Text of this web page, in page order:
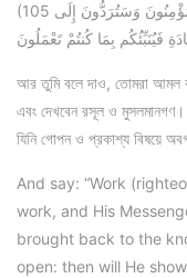
(105 وَقُلِ اعْمَلُواْ فَسَيَرَى اللّهُ عَمَلَكُمْ وَرَسُولُهُ وَالْمُؤْمِنُونَ وَسَتُرَدُّونَ إِلَى
فَيُنَبِّئُكُم بِمَا كُنتُمْ تَعْمَلُونَ
আর তুমি বলে দাও, তোমরা আমল
এবং দেখবেন রসূল ও মুসলমানগণ।
যিনি গোপন ও প্রকাশ্য বিষয়ে
And say: “Work
work, and His
brought back to the
open: then will He